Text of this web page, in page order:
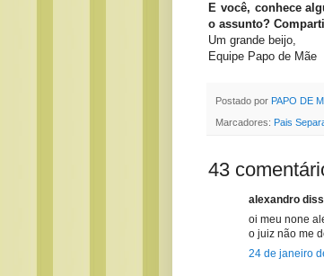
E você, conhece
o assunto?
Um grande beijo,
Equipe Papo de Mãe
Postado por PAPO DE
Marcadores: Pais
43
alexandro
oi meu none
o juiz não me
24 de janeiro